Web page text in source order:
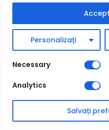
Personalizați
Necessary
Analytics
Salvați
Modul